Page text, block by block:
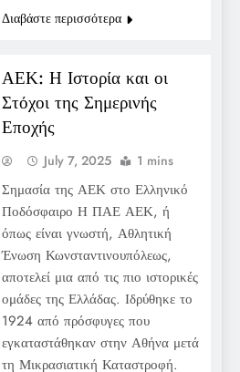
Διαβάστε περισσότερα
ΑΕΚ: Η Ιστορία και οι
Στόχοι της Σημερινής
Εποχής
July 7, 2025 1 mins
Σημασία της ΑΕΚ στο Ελληνικό
Ποδόσφαιρο Η ΠΑΕ ΑΕΚ, ή
όπως είναι γνωστή, Αθλητική
Ένωση Κωνσταντινουπόλεως,
αποτελεί μια από τις πιο ιστορικές
ομάδες της Ελλάδας. Ιδρύθηκε το
1924 από πρόσφυγες που
εγκαταστάθηκαν στην Αθήνα μετά
τη Μικρασιατική Καταστροφή.